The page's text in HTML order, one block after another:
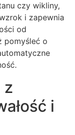
czy wikliny,
i zapewnia
od
pomyśleć o
z
i